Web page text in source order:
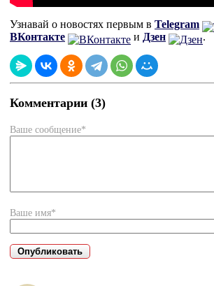
Узнавай о новостях первым в Telegram
ВКонтакте
и Дзен .
Комментарии (3)
Ваше сообщение*
Ваше имя*